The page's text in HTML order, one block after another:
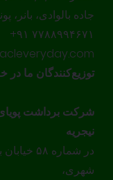
جاده بالوادی، بانر، پونا 411 045
‎+۹۱ ۷۷۸۸۹۹۴۶۷۱‎
توزیع‌کنندگان ما در
شرکت برداشت
نیجریه
در شماره
شهری،